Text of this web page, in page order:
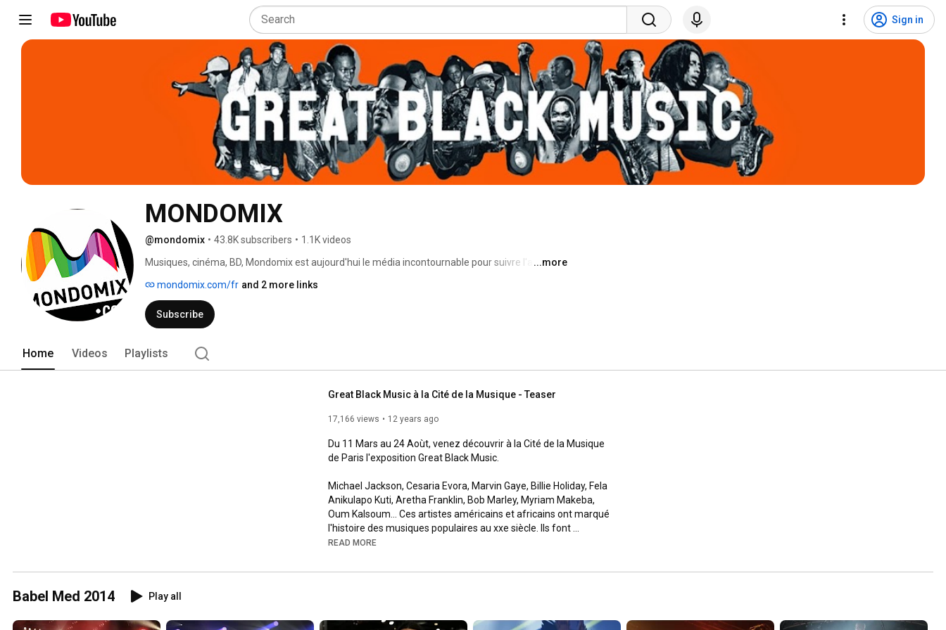
Sign in
MONDOMIX
@mondomix • 43.8K subscribers • 1.1K videos
Musiques, cinéma, BD, Mondomix est aujourd'hui le média incontournable pour suivre l'actualité
vous faire découvrir des artistes d'avenir et vous faire vibrer aux sons d'hier et d'aujourd'hui.
...more
mondomix.com/fr and 2 more links
Subscribe
Home Videos Playlists
Great Black Music à la Cité de la Musique - Teaser
17,166 views 12 years ago
Du 11 Mars au 24 Aoùt, venez découvrir à la Cité de la Musique
de Paris l'exposition Great Black Music.
Michael Jackson, Cesaria Evora, Marvin Gaye, Billie Holiday, Fela
Anikulapo Kuti, Aretha Franklin, Bob Marley, Myriam Makeba,
Oum Kalsoum... Ces artistes américains et africains ont marqué
l'histoire des musiques populaires au xxe siècle. Ils font
aujourd'hui partie d'un patrimoine commun, bien au-delà des
fleuve Congo à Congo Square, de la jungle de Harlem au bitume
sens à l'expression de « musique » noire. - Musiques, cinéma,
READ MORE
Babel Med 2014 Play all